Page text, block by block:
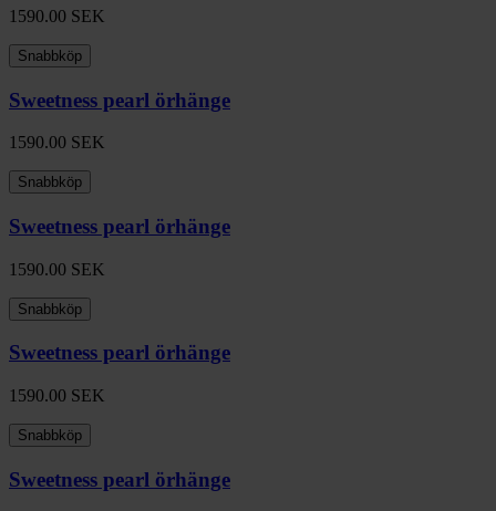
1590.00 SEK
Snabbköp
Sweetness pearl örhänge
1590.00 SEK
Snabbköp
Sweetness pearl örhänge
1590.00 SEK
Snabbköp
Sweetness pearl örhänge
1590.00 SEK
Snabbköp
Sweetness pearl örhänge